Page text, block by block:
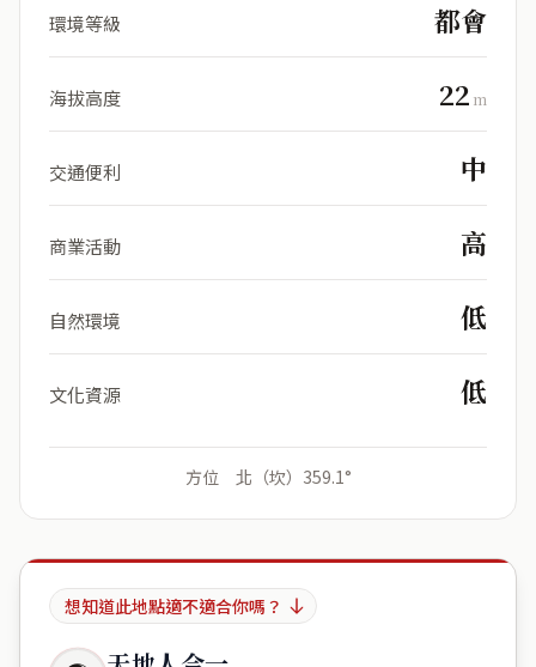
環境等級 都會
海拔高度 22 m
交通便利 中
商業活動 高
自然環境 低
文化資源 低
方位 北（坎）359.1°
想知道此地點適不適合你嗎？